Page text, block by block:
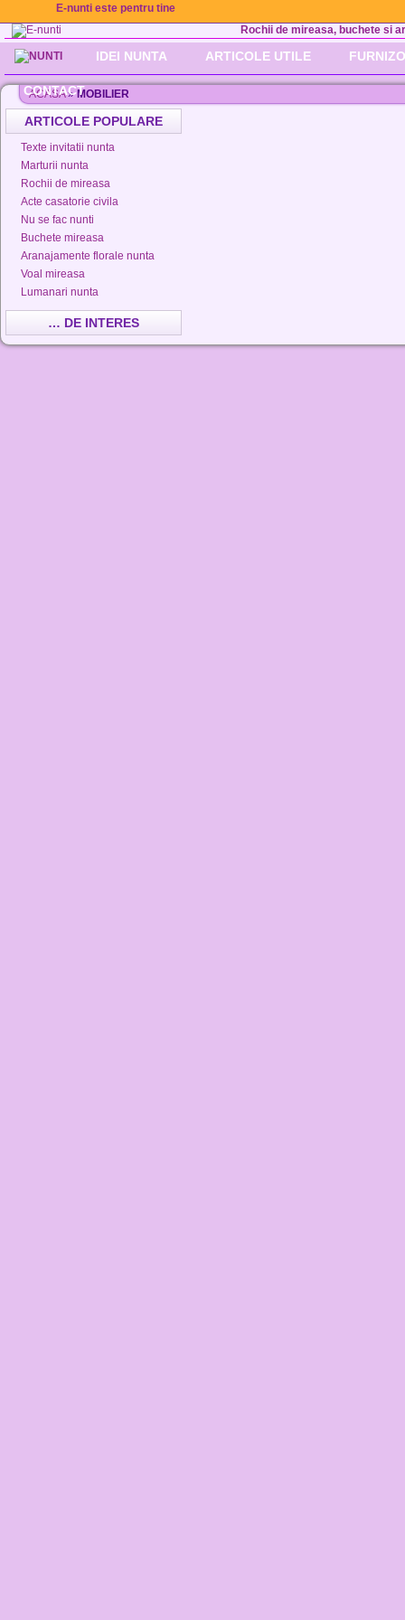
E-nunti este pentru tine
Rochii de mireasa, buchete si
IDEI NUNTA ARTICOLE UTILE
CONTACT
ACASA»MOBILIER
ARTICOLE POPULARE
Texte invitatii nunta
Marturii nunta
Rochii de mireasa
Acte casatorie civila
Nu se fac nunti
Buchete mireasa
Aranajamente florale nunta
Voal mireasa
Lumanari nunta
… DE INTERES